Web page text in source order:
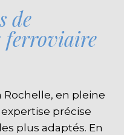
de
ferroviaire
Rochelle, en pleine
précise
plus adaptés. En